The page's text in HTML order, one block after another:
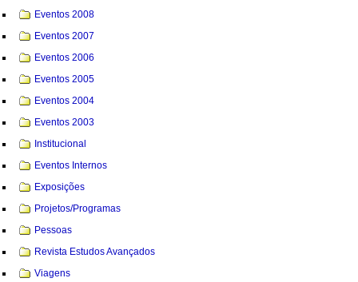
Eventos 2008
Eventos 2007
Eventos 2006
Eventos 2005
Eventos 2004
Eventos 2003
Institucional
Eventos Internos
Exposições
Projetos/Programas
Pessoas
Revista Estudos Avançados
Viagens